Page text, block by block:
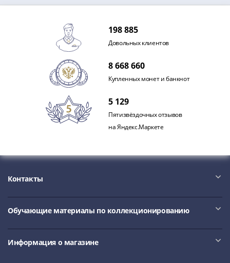
198 885
Довольных клиентов
8 668 660
Купленных монет и банкнот
5 129
Пятизвёздочных отзывов
на Яндекс.Маркете
Контакты
Обучающие материалы по коллекционированию
Информация о магазине